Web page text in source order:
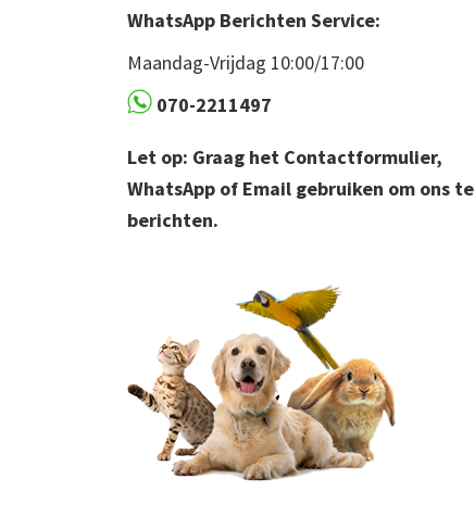
WhatsApp Berichten Service:
Maandag-Vrijdag 10:00/17:00
070-2211497
Let op: Graag het Contactformulier,
WhatsApp of Email gebruiken om ons te
berichten.